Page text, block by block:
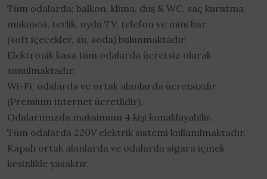
Tüm odalarda; balkon, klima, duş & WC, saç kurutma
makinesi, terlik, uydu TV, telefon ve mini bar
(soft içecekler, su, soda) bulunmaktadır.
Elektronik kasa tüm odalarda ücretsiz olarak
sunulmaktadır.
Wi-Fi, odalarda ve ortak alanlarda ücretsizdir
(Premium internet ücretlidir).
Odalarımızda maksimum 4 kişi konaklayabilir.
Tüm odalarda 220V elektrik sistemi kullanılmaktadır.
Kapalı ortak alanlarda ve odalarda sigara içmek
kesinlikle yasaktır.